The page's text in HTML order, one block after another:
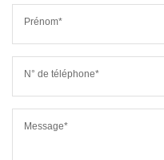
Prénom*
N° de téléphone*
Message*